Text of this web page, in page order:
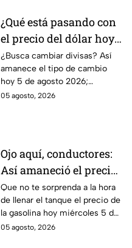
¿Qué está pasando con
el precio del dólar hoy
miércoles 5 de agosto
2026?
¿Busca cambiar divisas? Así
amanece el tipo de cambio
hoy 5 de agosto 2026;
consulta el precio del dólar
05 agosto, 2026
Ojo aquí, conductores:
Así amaneció el precio
de la gasolina HOY
Que no te sorprenda a la hora
de llenar el tanque el precio de
la gasolina hoy miércoles 5 de
agosto 2026; aquí te dejamos
05 agosto, 2026